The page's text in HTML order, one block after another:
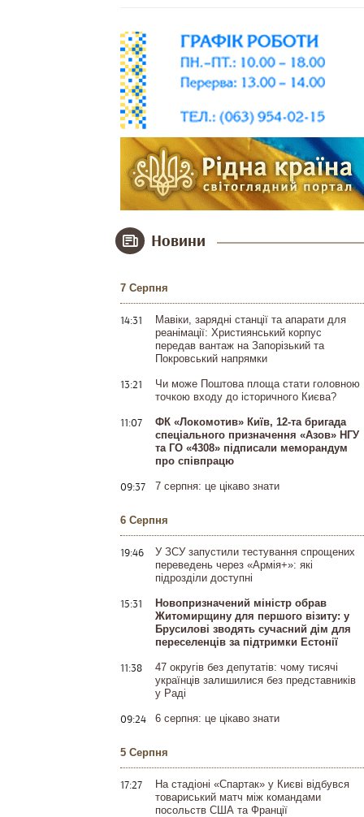
Новини
7 Серпня
14:31
Мавіки, зарядні станції та апарати для
реанімації: Християнський корпус
передав вантаж на Запорізький та
Покровський напрямки
13:21
Чи може Поштова площа стати головною
точкою входу до історичного Києва?
11:07
ФК «Локомотив» Київ, 12-та бригада
спеціального призначення «Азов» НГУ
та ГО «4308» підписали меморандум
про співпрацю
09:37 7 серпня: це цікаво знати
6 Серпня
19:46
У ЗСУ запустили тестування спрощених
переведень через «Армія+»: які
підрозділи доступні
15:31
Новопризначений міністр обрав
Житомирщину для першого візиту: у
Брусилові зводять сучасний дім для
переселенців за підтримки Естонії
11:38
47 округів без депутатів: чому тисячі
українців залишилися без представників
у Раді
09:24 6 серпня: це цікаво знати
5 Серпня
17:27
На стадіоні «Спартак» у Києві відбувся
товариський матч між командами
посольств США та Франції